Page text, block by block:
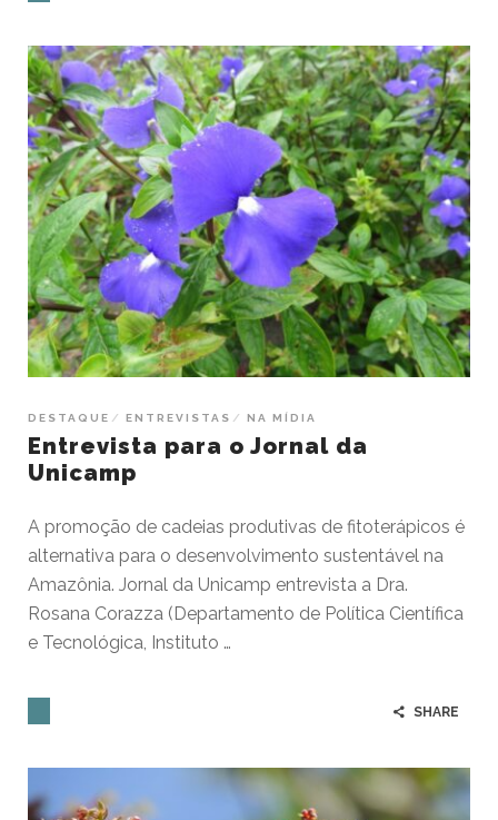
DESTAQUE ENTREVISTAS NA MÍDIA
Entrevista para o Jornal da
Unicamp
A promoção de cadeias produtivas de fitoterápicos é
alternativa para o desenvolvimento sustentável na
Amazônia. Jornal da Unicamp entrevista a Dra.
Rosana Corazza (Departamento de Política Científica
e Tecnológica, Instituto …
SHARE